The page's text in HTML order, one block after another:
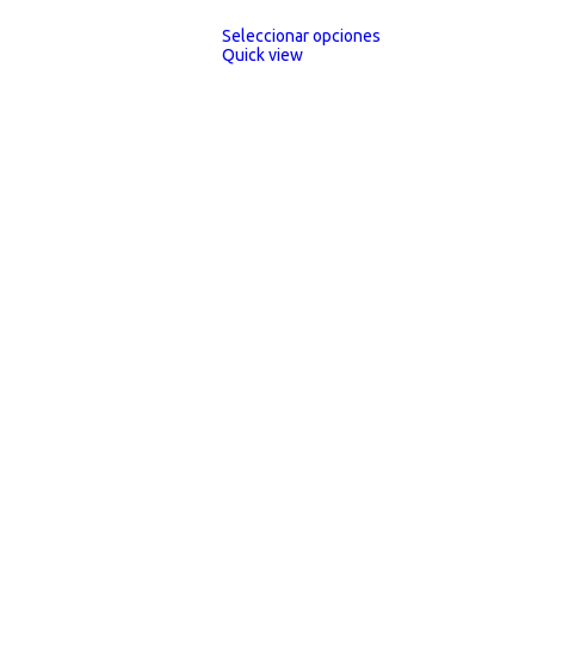
Seleccionar opciones
Quick view